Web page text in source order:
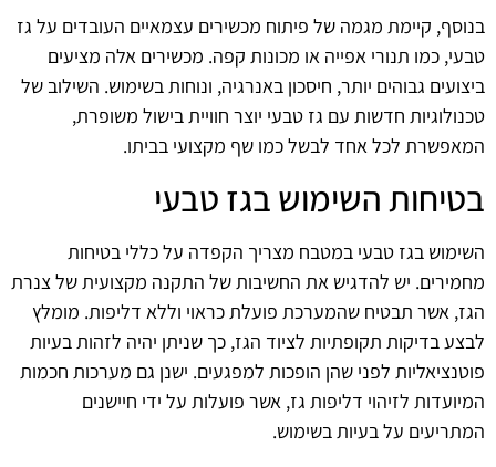
בנוסף, קיימת מגמה של פיתוח מכשירים עצמאיים העובדים על גז
טבעי, כמו תנורי אפייה או מכונות קפה. מכשירים אלה מציעים
ביצועים גבוהים יותר, חיסכון באנרגיה, ונוחות בשימוש. השילוב של
טכנולוגיות חדשות עם גז טבעי יוצר חוויית בישול משופרת,
המאפשרת לכל אחד לבשל כמו שף מקצועי בביתו.
בטיחות השימוש בגז טבעי
השימוש בגז טבעי במטבח מצריך הקפדה על כללי בטיחות
מחמירים. יש להדגיש את החשיבות של התקנה מקצועית של צנרת
הגז, אשר תבטיח שהמערכת פועלת כראוי וללא דליפות. מומלץ
לבצע בדיקות תקופתיות לציוד הגז, כך שניתן יהיה לזהות בעיות
פוטנציאליות לפני שהן הופכות למפגעים. ישנן גם מערכות חכמות
המיועדות לזיהוי דליפות גז, אשר פועלות על ידי חיישנים
המתריעים על בעיות בשימוש.